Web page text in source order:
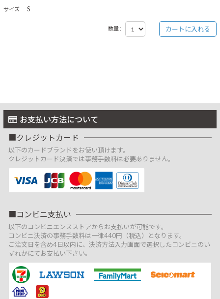
サイズ S
数量 :
お支払い方法について
クレジットカード
以下のカードブランドをお使い頂けます。
クレジットカード決済では事務手数料は必要ありません。
コンビニ支払い
以下のコンビニエンスストアからお支払いが可能です。
コンビニ決済の事務手数料は一律440円（税込）となります。
ご注文日を含め4日以内に、決済方法入力画面で選択したコンビニのい
ずれかにてお支払い下さい。